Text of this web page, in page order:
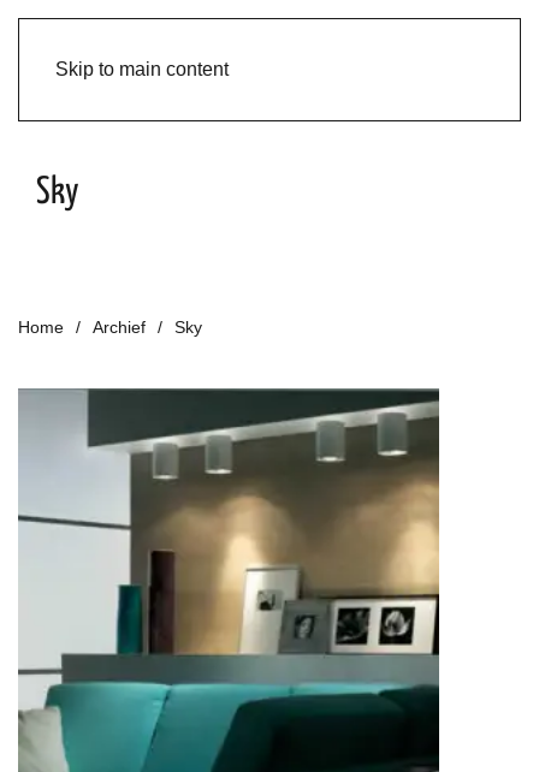
Skip to main content
Sky
Home Archief Sky